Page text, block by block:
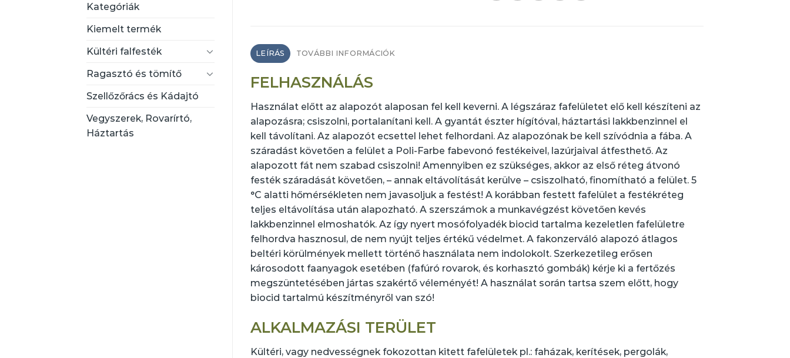
Kategóriák
Kiemelt termék
Kültéri falfesték
Ragasztó és tömítő
Szellőzőrács és Kádajtó
Vegyszerek, Rovarírtó,
Háztartás
LEÍRÁS TOVÁBBI INFORMÁCIÓK
FELHASZNÁLÁS
Használat előtt az alapozót alaposan fel kell keverni. A légszáraz fafelületet elő kell készíteni az
alapozásra; csiszolni, portalanítani kell. A gyantát észter hígítóval, háztartási lakkbenzinnel el
kell távolítani. Az alapozót ecsettel lehet felhordani. Az alapozónak be kell szívódnia a fába. A
száradást követően a felület a Poli-Farbe fabevonó festékeivel, lazúrjaival átfesthető. Az
alapozott fát nem szabad csiszolni! Amennyiben ez szükséges, akkor az első réteg átvonó
festék száradását követően, – annak eltávolítását kerülve – csiszolható, finomítható a felület. 5
°C alatti hőmérsékleten nem javasoljuk a festést! A korábban festett fafelület a festékréteg
teljes eltávolítása után alapozható. A szerszámok a munkavégzést követően kevés
lakkbenzinnel elmoshatók. Az így nyert mosófolyadék biocid tartalma kezeletlen fafelületre
felhordva hasznosul, de nem nyújt teljes értékű védelmet. A fakonzerváló alapozó átlagos
beltéri körülmények mellett történő használata nem indolokolt. Szerkezetileg erősen
károsodott faanyagok esetében (fafúró rovarok, és korhasztó gombák) kérje ki a fertőzés
megszüntetésében jártas szakértő véleményét! A használat során tartsa szem előtt, hogy
biocid tartalmú készítményről van szó!
ALKALMAZÁSI TERÜLET
Kültéri, vagy nedvességnek fokozottan kitett fafelületek pl.: faházak, kerítések, pergolák,